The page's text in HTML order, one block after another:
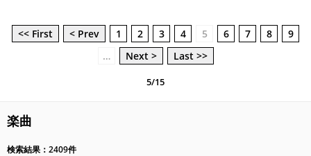
<< First < Prev 1 2 3 4 5 6 7 8
9
…
Next > Last >>
5/15
楽曲
検索結果：2409件